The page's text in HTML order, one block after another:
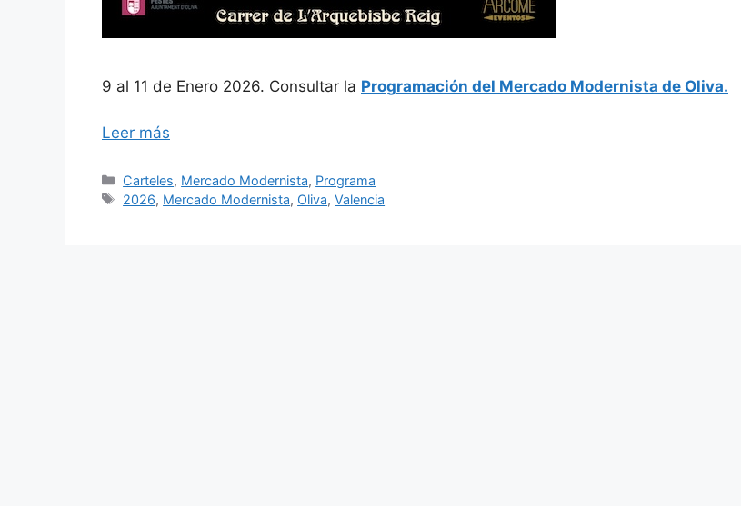
9 al 11 de Enero 2026. Consultar la Programación del Mercado Modernista de Oliva.
Leer más
Categorías
Carteles, Mercado Modernista, Programa
Etiquetas
2026, Mercado Modernista, Oliva,Valencia